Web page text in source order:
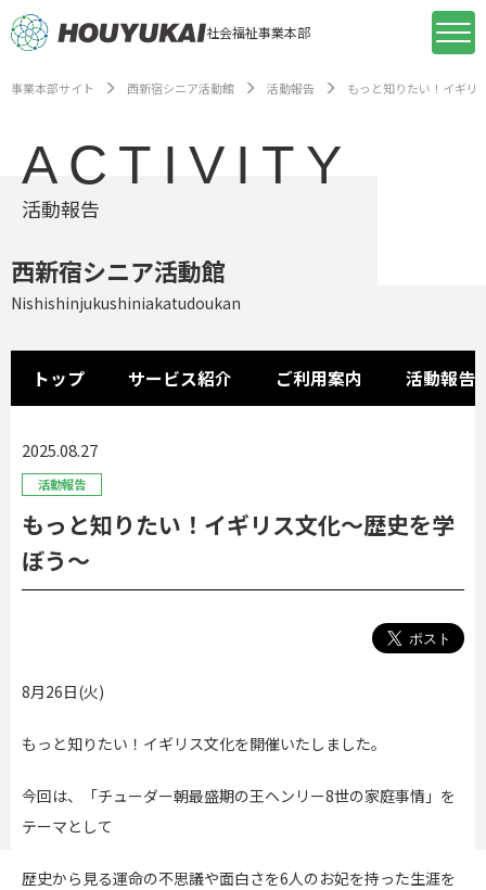
社会福祉事業本部
事業本部サイト 西新宿シニア活動館 活動報告 もっと知りたい！イギリ
ACTIVITY
活動報告
西新宿シニア活動館
Nishishinjukushiniakatudoukan
トップ サービス紹介 ご利用案内 活動報告
2025.08.27
活動報告
もっと知りたい！イギリス文化～歴史を学
ぼう～
8月26日(火)
もっと知りたい！イギリス文化を開催いたしました。
今回は、「チューダー朝最盛期の王ヘンリー8世の家庭事情」を
テーマとして
歴史から見る運命の不思議や面白さを6人のお妃を持った生涯を